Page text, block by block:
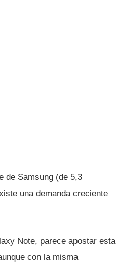
de Samsung (de 5,3
una demanda creciente
Note, parece apostar esta
con la misma